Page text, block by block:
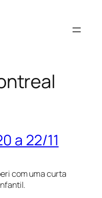
a 22/11
com uma curta